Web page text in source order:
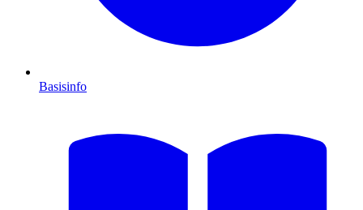
Basisinfo